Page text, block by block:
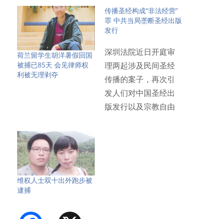
荷兰留学生胡洋暑假回国
被捕已85天 会见律师权
利被无理剥夺
传播圣经构成“非法经营”
罪 中共当局垄断圣经出版
发行
深圳法院近日开庭审
理两起涉及民间圣经
传播的案子，再次引
发人们对中国圣经出
版发行以及宗教自由
维权人士双十出外跑步被
逮捕